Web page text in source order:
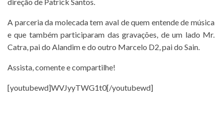
A parceria da molecada tem aval de quem entende de música
e que também participaram das gravações, de um lado Mr.
Catra, pai do Alandim e do outro Marcelo D2, pai do Sain.
Assista, comente e compartilhe!
[youtubewd]WVJyyTWG1t0[/youtubewd]